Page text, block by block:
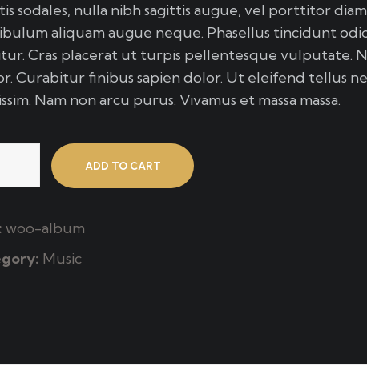
sodales, nulla nibh sagittis augue, vel porttitor
aliquam augue neque. Phasellus tincidunt
Cras placerat ut turpis pellentesque vulputate.
Curabitur finibus sapien dolor. Ut eleifend tellus
Nam non arcu purus. Vivamus et massa massa.
ADD TO CART
woo-album
Music